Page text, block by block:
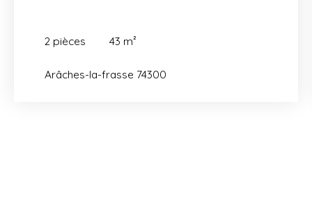
2 pièces 43 m²
Arâches-la-frasse 74300